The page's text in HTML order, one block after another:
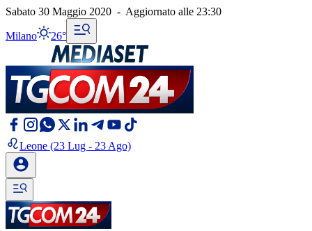
Sabato 30 Maggio 2020 - Aggiornato alle 23:30
Milano 26°
Leone (23 Lug - 23 Ago)